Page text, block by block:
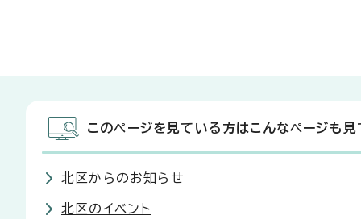
このページを見ている方はこんなページも見
北区からのお知らせ
北区のイベント